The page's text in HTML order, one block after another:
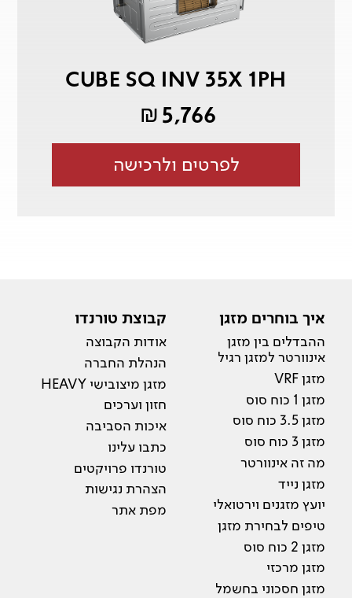
CUBE SQ INV 35X 1PH
5,766
₪
לפרטים ולרכישה
איך בוחרים מזגן
ההבדלים בין מזגן
אינוורטר למזגן רגיל
מזגן VRF
מזגן 1 כוח סוס
מזגן 3.5 כוח סוס
מזגן 3 כוח סוס
מה זה אינוורטר
מזגן נייד
יועץ מזגנים וירטואלי
טיפים לבחירת מזגן
מזגן 2 כוח סוס
מזגן מרכזי
מזגן חסכוני בחשמל
קבוצת טורנדו
אודות הקבוצה
הנהלת החברה
מזגן מיצובישי HEAVY
חזון וערכים
איכות הסביבה
כתבו עלינו
טורנדו פרויקטים
הצהרת נגישות
מפת אתר